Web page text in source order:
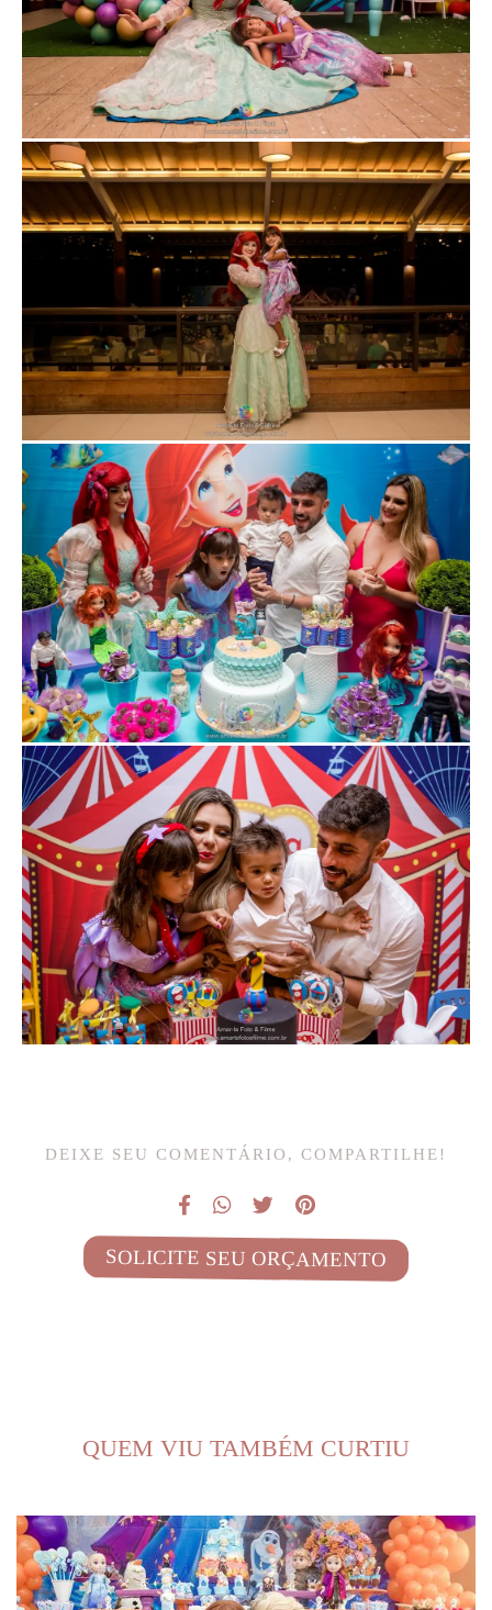
DEIXE SEU COMENTÁRIO, COMPARTILHE!
SOLICITE SEU ORÇAMENTO
QUEM VIU TAMBÉM CURTIU